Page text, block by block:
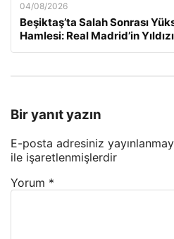
04/08/2026
Beşiktaş’ta Salah Sonrası
Hamlesi: Real Madrid’in
Bir yanıt yazın
E-posta adresiniz
ile işaretlenmişlerdir
Yorum *